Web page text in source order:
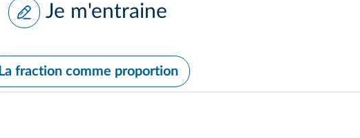
Je m'entraine
La fraction comme proportion